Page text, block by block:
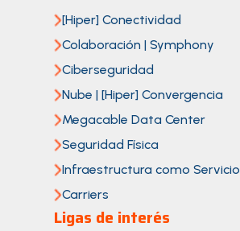
[Hiper] Conectividad
Colaboración | Symphony
Ciberseguridad
Nube | [Hiper] Convergencia
Megacable Data Center
Seguridad Física
Infraestructura como Servicio
Carriers
Ligas de interés